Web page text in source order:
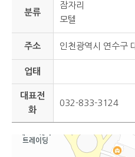
분류
잠자리
모텔
주소 인천광역시 연수구
업태
대표전
화
032-833-3124